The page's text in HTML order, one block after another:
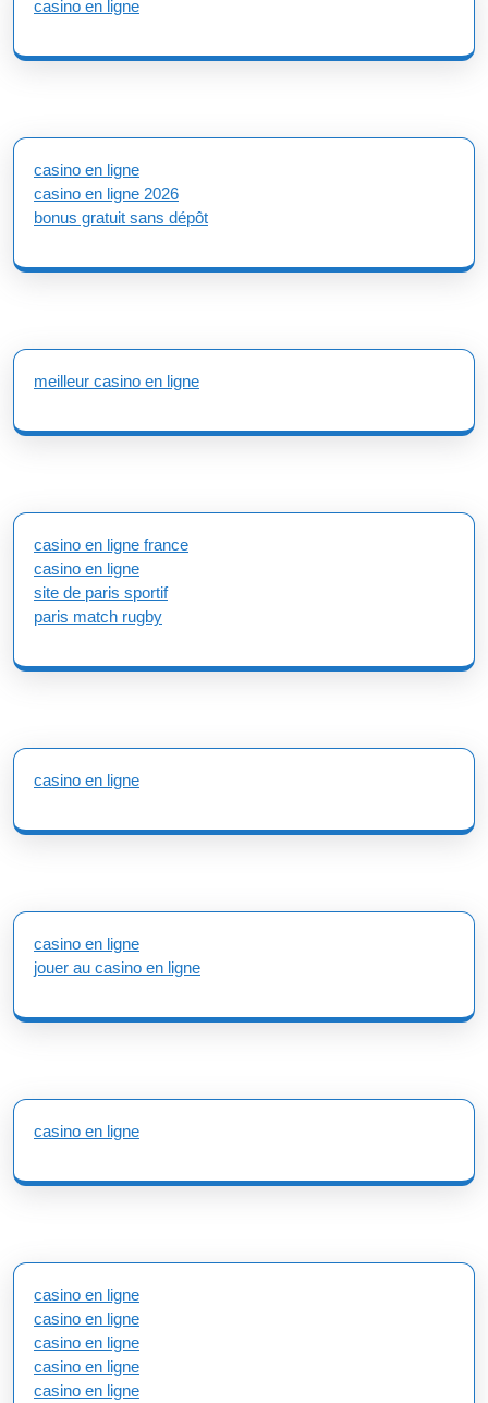
casino en ligne
casino en ligne
casino en ligne 2026
bonus gratuit sans dépôt
meilleur casino en ligne
casino en ligne france
casino en ligne
site de paris sportif
paris match rugby
casino en ligne
casino en ligne
jouer au casino en ligne
casino en ligne
casino en ligne
casino en ligne
casino en ligne
casino en ligne
casino en ligne